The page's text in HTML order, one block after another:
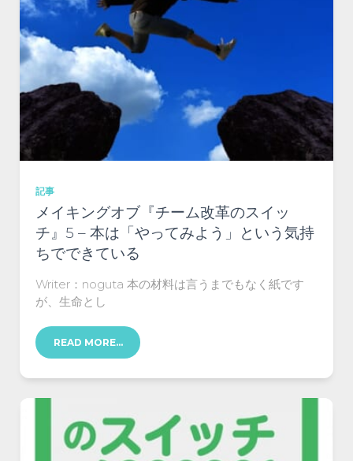
記事
メイキングオブ『チーム改革のスイッ
チ』5 – 本は「やってみよう」という気持
ちでできている
Writer：noguta 本の材料は言うまでもなく紙です
が、生命とし
READ MORE…